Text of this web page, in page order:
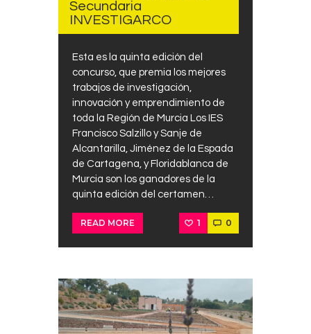
Secundaria
INVESTIGARCO
Esta es la quinta edición del
concurso, que premia los mejores
trabajos de investigación,
innovación y emprendimiento de
toda la Región de Murcia Los IES
Francisco Salzillo y Sanje de
Alcantarilla, Jiménez de la Espada
de Cartagena, y Floridablanca de
Murcia son los ganadores de la
quinta edición del certamen…
READ MORE 1 0